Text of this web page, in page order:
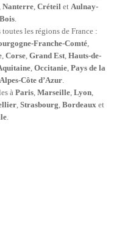
Nanterre, Créteilet Aulnay-
.
les régions de France :
Franche-Comté,
, Corse, Grand Est, Hauts-de-
, Occitanie, Pays de la
Côte d’Azur.
à Paris, Marseille, Lyon,
, Strasbourg, Bordeauxet
.